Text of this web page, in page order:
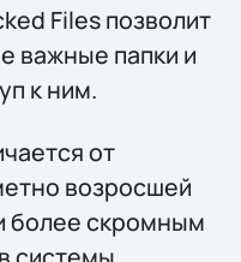
Files позволит
важные папки и
к ним.
от
возросшей
более скромным